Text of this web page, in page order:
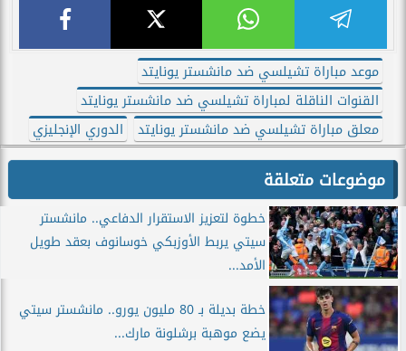
موعد مباراة تشيلسي ضد مانشستر يونايتد
القنوات الناقلة لمباراة تشيلسي ضد مانشستر يونايتد
معلق مباراة تشيلسي ضد مانشستر يونايتد
الدوري الإنجليزي
موضوعات متعلقة
خطوة لتعزيز الاستقرار الدفاعي.. مانشستر
سيتي يربط الأوزبكي خوسانوف بعقد طويل
الأمد...
خطة بديلة بـ 80 مليون يورو.. مانشستر سيتي
يضع موهبة برشلونة مارك...